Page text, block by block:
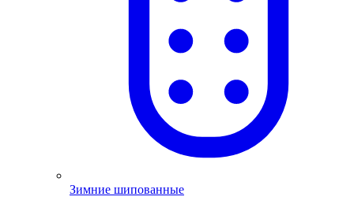
Зимние шипованные